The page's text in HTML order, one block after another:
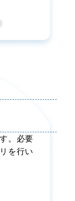
。必要
を行い